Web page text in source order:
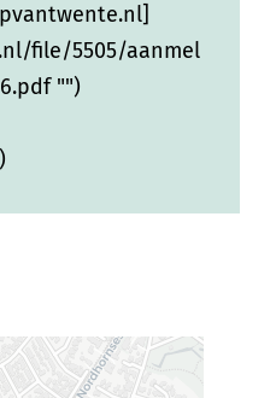
file/5505/aanmel
"")